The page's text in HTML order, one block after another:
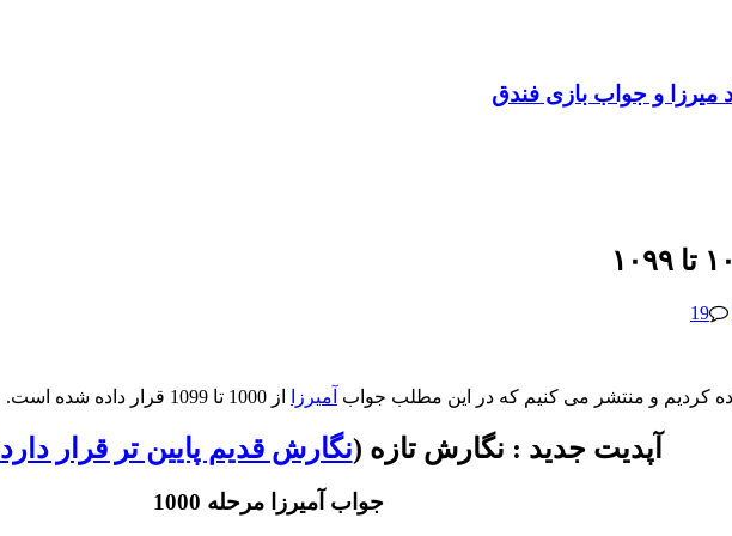
میرزا و جواب بازی فندق
19
آمیرزا از 1000 تا 1099 قرار داده شده است.
آپدیت جدید : نگارش تازه (نگارش قدیم پایین تر قرار
جواب آمیرزا مرحله 1000